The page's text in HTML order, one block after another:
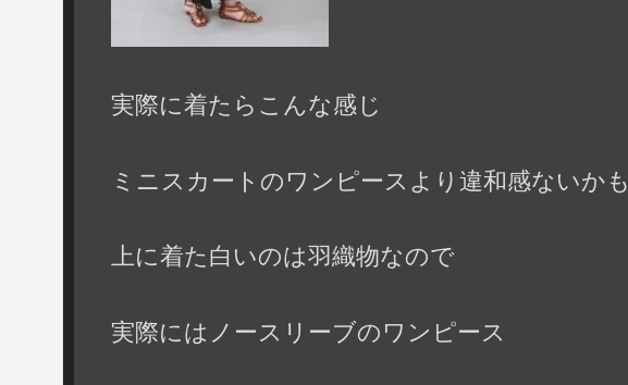
実際に着たらこんな感じ
ミニスカートのワンピースより違和感ないかも
上に着た白いのは羽織物なので
実際にはノースリーブのワンピース